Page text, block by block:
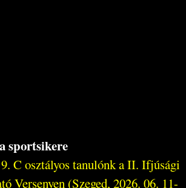
sportsikere
C osztályos tanulónk a II. Ifjúsági
Versenyen (Szeged, 2026. 06. 11-